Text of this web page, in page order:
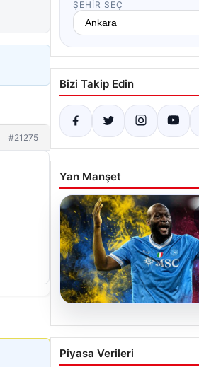
#21275
ŞEHIR SEÇ
Bizi Takip Edin
Yan Manşet
07.08.2026
Fenerbahçe
Trabzonspor
Piyasa Verileri